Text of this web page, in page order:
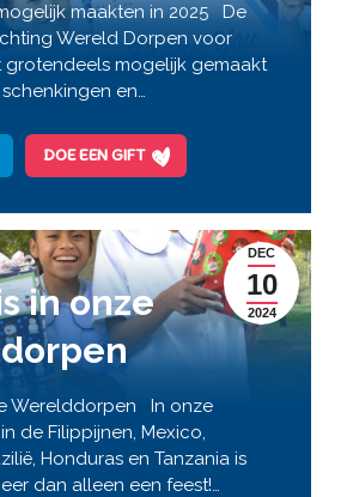
maakten in 2025 De
Wereld Dorpen voor
grotendeels mogelijk gemaakt
en…
DOE EEN GIFT
DEC
10
2024
in onze
Werelddorpen In onze
de Filippijnen, Mexico,
Honduras en Tanzania is
dan alleen een feest!…